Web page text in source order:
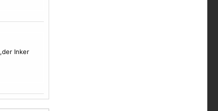
Inker